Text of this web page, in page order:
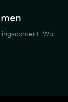
Wo